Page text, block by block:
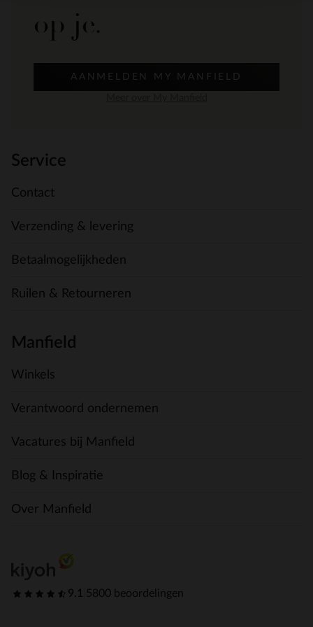
op je.
AANMELDEN MY MANFIELD
Service
Contact
Verzending & levering
Betaalmogelijkheden
Ruilen & Retourneren
Manfield
Winkels
Verantwoord ondernemen
Vacatures bij Manfield
Blog & Inspiratie
Over Manfield
9.1 5800 beoordelingen